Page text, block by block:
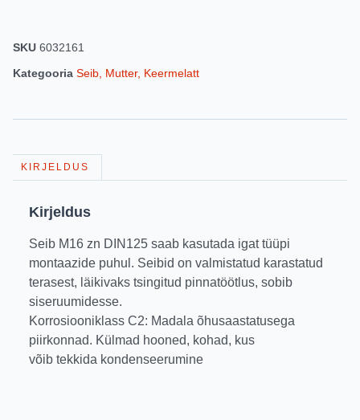
SKU 6032161
Kategooria Seib, Mutter, Keermelatt
KIRJELDUS
Kirjeldus
Seib M16 zn DIN125 saab kasutada igat tüüpi
montaazide puhul. Seibid on valmistatud karastatud
terasest, läikivaks tsingitud pinnatöötlus, sobib
siseruumidesse.
Korrosiooniklass C2: Madala õhusaastatusega
piirkonnad. Külmad hooned, kohad, kus
võib tekkida kondenseerumine